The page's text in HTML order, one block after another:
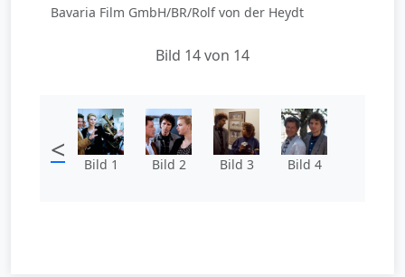
Bavaria Film GmbH/BR/Rolf von der Heydt
Bild 14 von 14
< Bild 1 Bild 2 Bild 3 Bild 4